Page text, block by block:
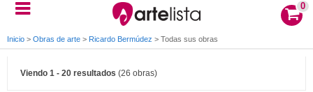
0
Inicio > Obras de arte > Ricardo Bermúdez > Todas sus obras
Viendo 1 - 20 resultados (26 obras)